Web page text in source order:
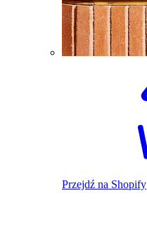
Przejdź na Shopify